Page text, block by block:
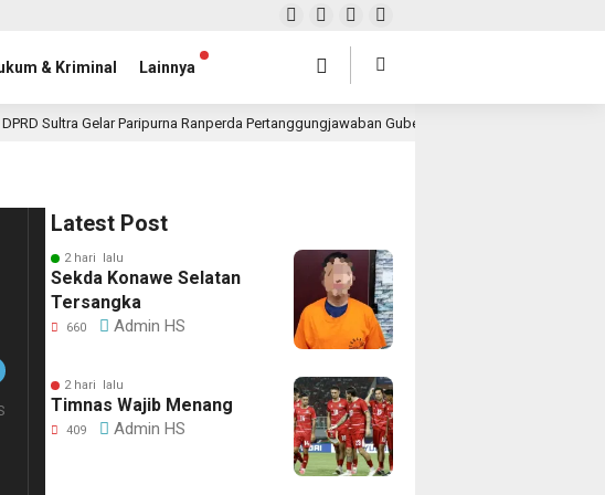
& Kriminal Lainnya
DPRD Sultra Gelar Paripurna Ranperda Pertanggungjawaban Gubernur 2025, Realisasi APBD
Latest Post
2 hari lalu
Sekda Konawe Selatan
Tersangka
660 Admin HS
2 hari lalu
Timnas Wajib Menang
409 Admin HS